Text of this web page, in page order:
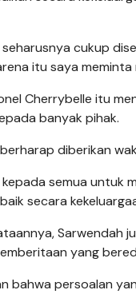
cukup
itu saya
Cherrybelle itu
banyak pihak.
diberikan
semua untuk
secara
Sarwendah
yang
bahwa persoalan